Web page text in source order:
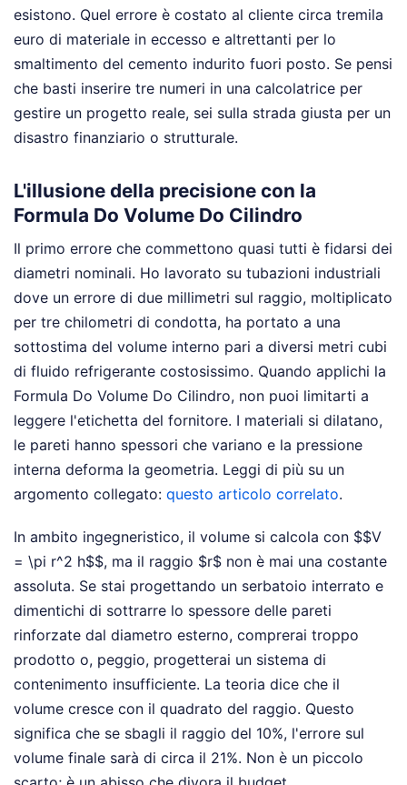
esistono. Quel errore è costato al cliente circa tremila
euro di materiale in eccesso e altrettanti per lo
smaltimento del cemento indurito fuori posto. Se pensi
che basti inserire tre numeri in una calcolatrice per
gestire un progetto reale, sei sulla strada giusta per un
disastro finanziario o strutturale.
L'illusione della precisione con la
Formula Do Volume Do Cilindro
Il primo errore che commettono quasi tutti è fidarsi dei
diametri nominali. Ho lavorato su tubazioni industriali
dove un errore di due millimetri sul raggio, moltiplicato
per tre chilometri di condotta, ha portato a una
sottostima del volume interno pari a diversi metri cubi
di fluido refrigerante costosissimo. Quando applichi la
Formula Do Volume Do Cilindro, non puoi limitarti a
leggere l'etichetta del fornitore. I materiali si dilatano,
le pareti hanno spessori che variano e la pressione
interna deforma la geometria. Leggi di più su un
argomento collegato: questo articolo correlato.
In ambito ingegneristico, il volume si calcola con $$V
= \pi r^2 h$$, ma il raggio $r$ non è mai una costante
assoluta. Se stai progettando un serbatoio interrato e
dimentichi di sottrarre lo spessore delle pareti
rinforzate dal diametro esterno, comprerai troppo
prodotto o, peggio, progetterai un sistema di
contenimento insufficiente. La teoria dice che il
volume cresce con il quadrato del raggio. Questo
significa che se sbagli il raggio del 10%, l'errore sul
volume finale sarà di circa il 21%. Non è un piccolo